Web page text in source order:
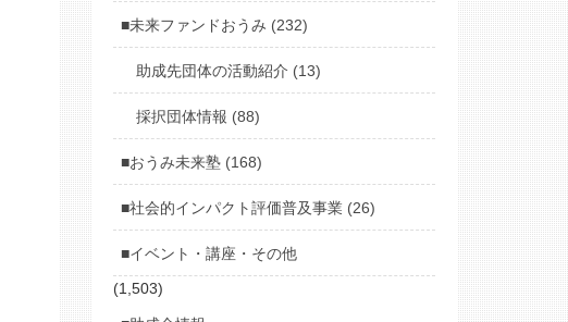
■未来ファンドおうみ (232)
助成先団体の活動紹介 (13)
採択団体情報 (88)
■おうみ未来塾 (168)
■社会的インパクト評価普及事業 (26)
■イベント・講座・その他
(1,503)